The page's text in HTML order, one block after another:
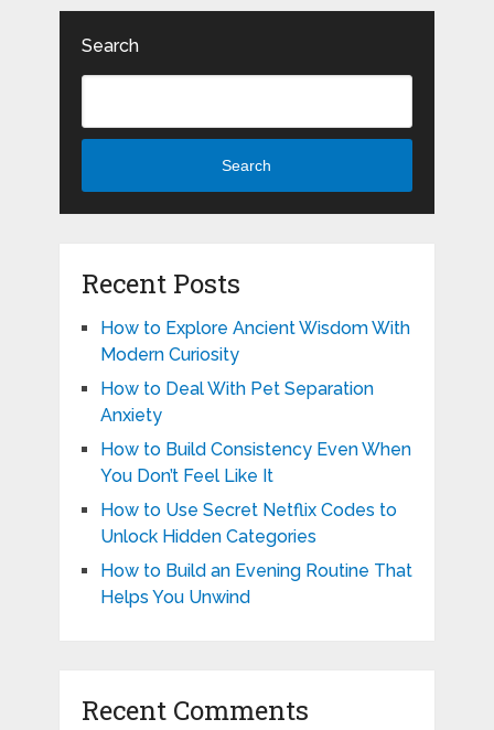
Search
Search
Recent Posts
How to Explore Ancient Wisdom With
Modern Curiosity
How to Deal With Pet Separation
Anxiety
How to Build Consistency Even When
You Don’t Feel Like It
How to Use Secret Netflix Codes to
Unlock Hidden Categories
How to Build an Evening Routine That
Helps You Unwind
Recent Comments